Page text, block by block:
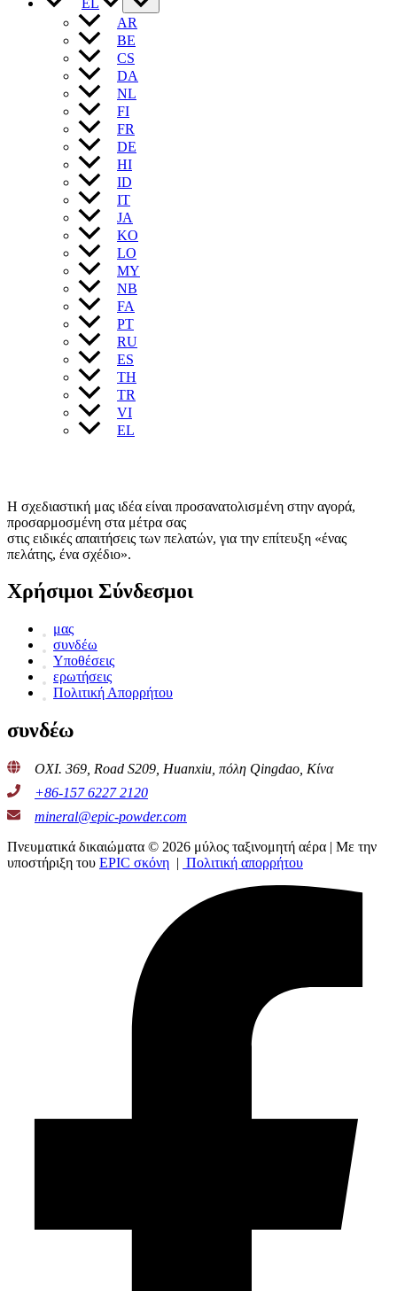
AR
BE
CS
DA
NL
FI
FR
DE
HI
ID
IT
JA
KO
LO
MY
NB
FA
PT
RU
ES
TH
TR
VI
EL
Η σχεδιαστική μας ιδέα είναι προσανατολισμένη στην αγορά,
προσαρμοσμένη στα μέτρα σας
στις ειδικές απαιτήσεις των πελατών, για την επίτευξη «ένας
πελάτης, ένα σχέδιο».
Χρήσιμοι Σύνδεσμοι
μας
συνδέω
Υποθέσεις
ερωτήσεις
Πολιτική Απορρήτου
συνδέω
ΟΧΙ. 369, Road S209, Huanxiu, πόλη Qingdao, Κίνα
+86-157 6227 2120
mineral@epic-powder.com
Πνευματικά δικαιώματα © 2026 μύλος ταξινομητή αέρα | Με την
υποστήριξη του EPIC σκόνη | Πολιτική απορρήτου